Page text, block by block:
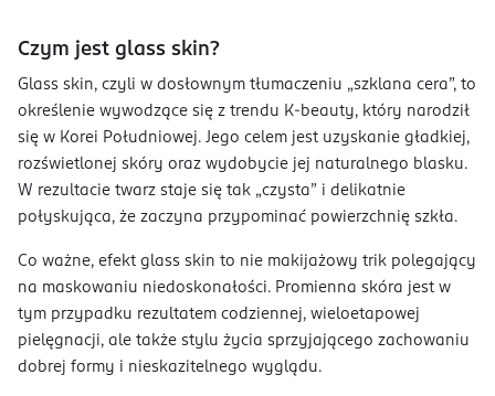
Czym jest glass skin?
Glass skin, czyli w dosłownym tłumaczeniu „szklana cera”, to
określenie wywodzące się z trendu K-beauty, który narodził
się w Korei Południowej. Jego celem jest uzyskanie gładkiej,
rozświetlonej skóry oraz wydobycie jej naturalnego blasku.
W rezultacie twarz staje się tak „czysta” i delikatnie
połyskująca, że zaczyna przypominać powierzchnię szkła.
Co ważne, efekt glass skin to nie makijażowy trik polegający
na maskowaniu niedoskonałości. Promienna skóra jest w
tym przypadku rezultatem codziennej, wieloetapowej
pielęgnacji, ale także stylu życia sprzyjającego zachowaniu
dobrej formy i nieskazitelnego wyglądu.